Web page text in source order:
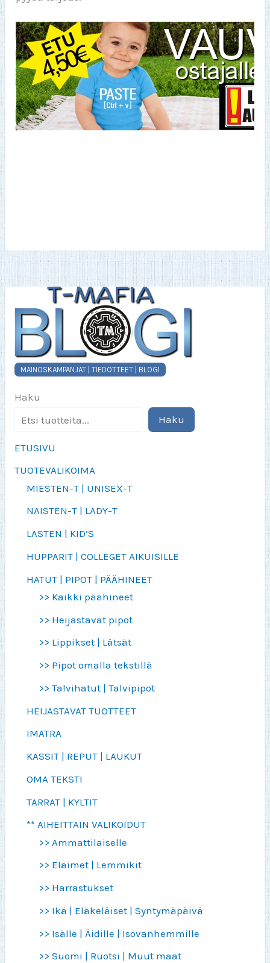
MAINOSKAMPANJAT | TIEDOTTEET | BLOGI
Haku
Haku
ETUSIVU
TUOTEVALIKOIMA
MIESTEN-T | UNISEX-T
NAISTEN-T | LADY-T
LASTEN | KID’S
HUPPARIT | COLLEGET AIKUISILLE
HATUT | PIPOT | PÄÄHINEET
>> Kaikki päähineet
>> Heijastavat pipot
>> Lippikset | Lätsät
>> Pipot omalla tekstillä
>> Talvihatut | Talvipipot
HEIJASTAVAT TUOTTEET
IMATRA
KASSIT | REPUT | LAUKUT
OMA TEKSTI
TARRAT | KYLTIT
** AIHEITTAIN VALIKOIDUT
>> Ammattilaiselle
>> Eläimet | Lemmikit
>> Harrastukset
>> Ikä | Eläkeläiset | Syntymäpäivä
>> Isälle | Äidille | Isovanhemmille
>> Suomi | Ruotsi | Muut maat